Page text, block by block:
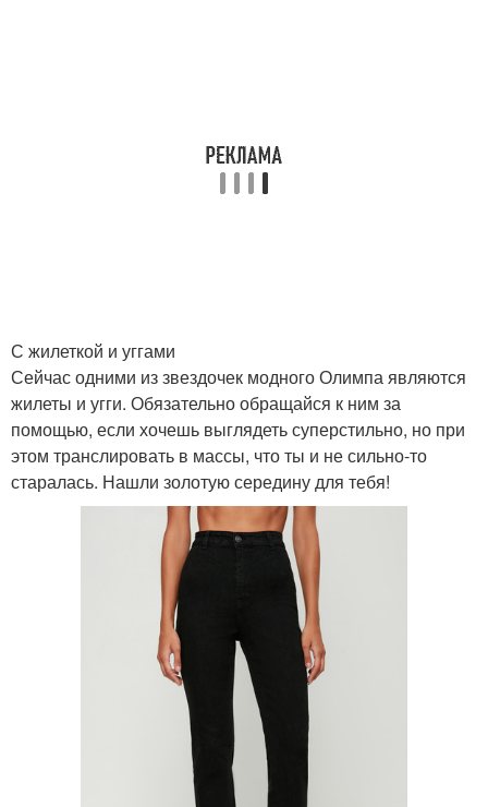
С жилеткой и уггами
Сейчас одними из звездочек модного Олимпа являются
жилеты и угги. Обязательно обращайся к ним за
помощью, если хочешь выглядеть суперстильно, но при
этом транслировать в массы, что ты и не сильно-то
старалась. Нашли золотую середину для тебя!